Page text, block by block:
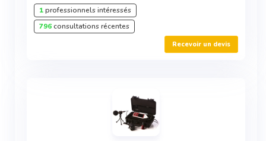
1professionnels intéressés
796consultations récentes
Recevoir un devis